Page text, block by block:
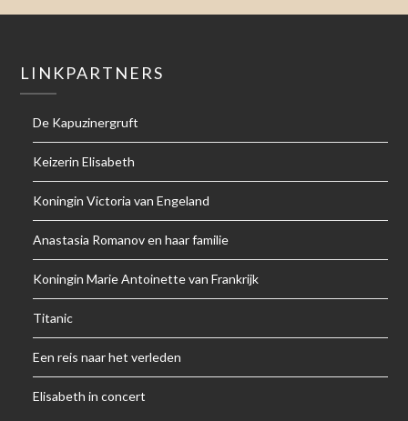
LINKPARTNERS
De Kapuzinergruft
Keizerin Elisabeth
Koningin Victoria van Engeland
Anastasia Romanov en haar familie
Koningin Marie Antoinette van Frankrijk
Titanic
Een reis naar het verleden
Elisabeth in concert